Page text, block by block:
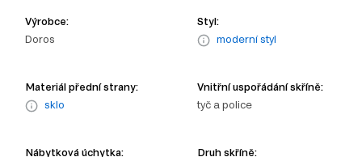
Výrobce:
Doros
Styl:
moderní styl
Materiál přední strany:
sklo
Vnitřní uspořádání skříně:
tyč a police
Nábytková úchytka:
Druh skříně: